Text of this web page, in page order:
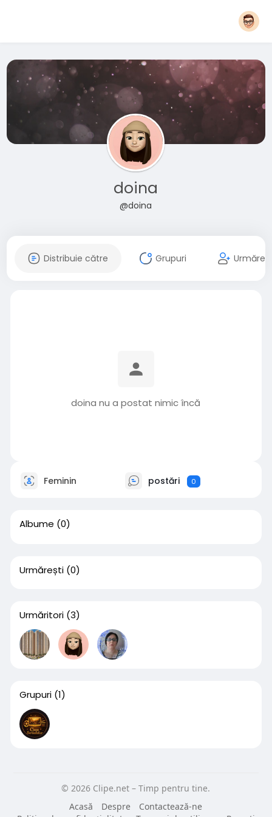
doina
@doina
Distribuie către Grupuri
doina nu a postat nimic încă
Feminin postări 0
Albume (0)
Urmărești (0)
Urmăritori (3)
Grupuri (1)
© 2026 Clipe.net – Timp pentru tine.
Acasă
Despre
Contactează-ne